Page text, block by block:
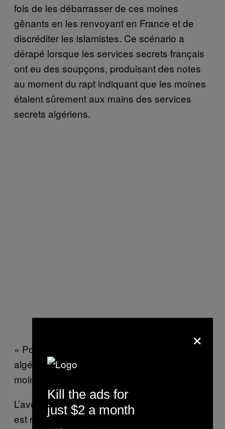
fois de les débarrasser de ces moines
gênants en les renvoyant en France et de
discréditer les islamistes. Ce scénario a
dérapé lorsque les services secrets français
ont eu des soupçons, produisant des notes
au moment du rapt indiquant que les moines
étaient sûrement aux mains des services
secrets algériens.
« Pour faire taire les soupçons, les services
algériens auraient été obligés d’éliminer les
moines » dit Rivoire à VICE News.
L’avocat des parties civiles, Patrick Baudouin,
est revenu sur ces trois scénarios pour VICE
×
Kill the ads for
just $2 a month